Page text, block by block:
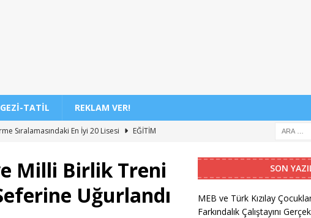
GEZI-TATIL REKLAM VER!
Sıralamasındaki En İyi 20 Lisesi
EĞITIM
Zaman Başlıyor? Öğrencilere Rehberlik
Milli Birlik Treni
Uğurlandı
SON
MEB ve Türk Kızılay
Farkındalık Çalıştayını